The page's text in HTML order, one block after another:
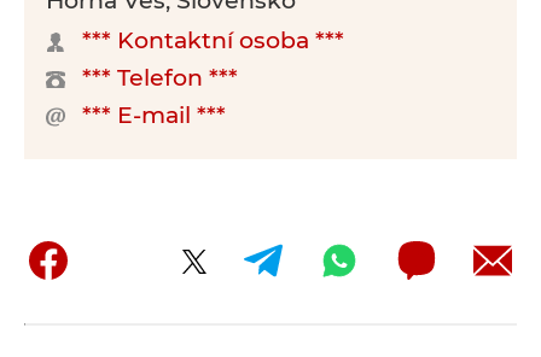
*** Kontaktní osoba ***
*** Telefon ***
*** E-mail ***